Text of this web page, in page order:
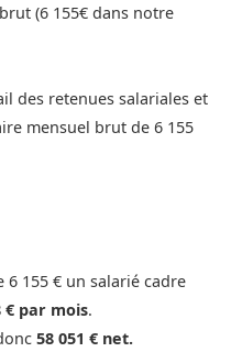
(6 155€ dans notre
des retenues salariales et
mensuel brut de 6 155
155 € un salarié cadre
€ par mois.
58 051 € net.